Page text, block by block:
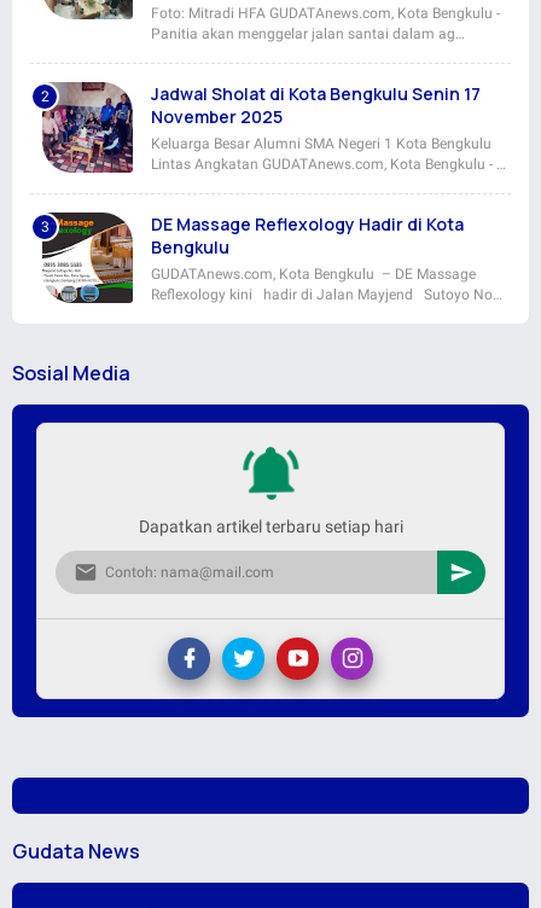
Foto: Mitradi HFA GUDATAnews.com, Kota Bengkulu -
Panitia akan menggelar jalan santai dalam ag…
Jadwal Sholat di Kota Bengkulu Senin 17
November 2025
Keluarga Besar Alumni SMA Negeri 1 Kota Bengkulu
Lintas Angkatan GUDATAnews.com, Kota Bengkulu - …
DE Massage Reflexology Hadir di Kota
Bengkulu
GUDATAnews.com, Kota Bengkulu – DE Massage
Reflexology kini hadir di Jalan Mayjend Sutoyo No…
Sosial Media
Dapatkan artikel terbaru setiap hari
Gudata News